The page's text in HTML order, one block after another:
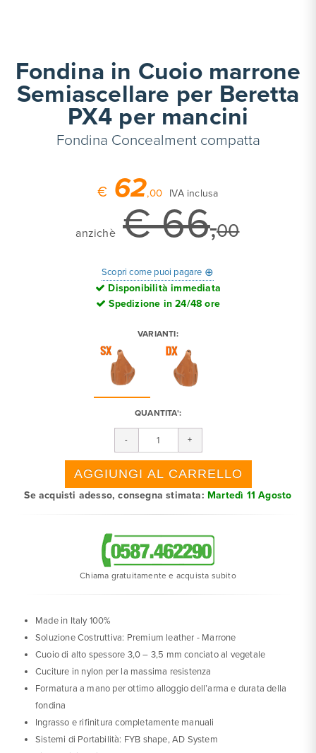
Fondina in Cuoio marrone
Semiascellare per Beretta
PX4 per mancini
Fondina Concealment compatta
€ 62,00 IVA inclusa
anzichè € 66,00
Scopri come puoi pagare ⊕
Disponibilità immediata
Spedizione in 24/48 ore
VARIANTI:
QUANTITA':
Se acquisti adesso, consegna stimata: Martedì 11 Agosto
Chiama gratuitamente e acquista subito
Made in Italy 100%
Soluzione Costruttiva: Premium leather - Marrone
Cuoio di alto spessore 3,0 – 3,5 mm conciato al vegetale
Cuciture in nylon per la massima resistenza
Formatura a mano per ottimo alloggio dell’arma e durata della
fondina
Ingrasso e rifinitura completamente manuali
Sistemi di Portabilità: FYB shape, AD System